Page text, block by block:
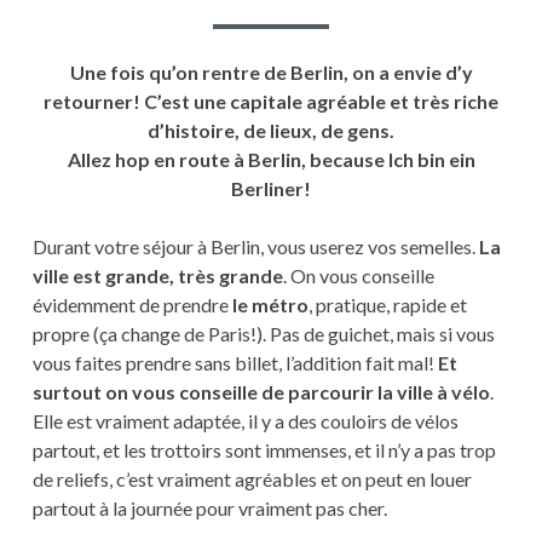
Une fois qu’on rentre de Berlin, on a envie d’y
retourner! C’est une capitale agréable et très riche
d’histoire, de lieux, de gens.
Allez hop en route à Berlin, because Ich bin ein
Berliner!
Durant votre séjour à Berlin, vous userez vos semelles. La
ville est grande, très grande. On vous conseille
évidemment de prendre le métro , pratique, rapide et
propre (ça change de Paris!). Pas de guichet, mais si vous
vous faites prendre sans billet, l’addition fait mal! Et
surtout on vous conseille de parcourir la ville à vélo
Elle est vraiment adaptée, il y a des couloirs de vélos
partout, et les trottoirs sont immenses, et il n’y a pas trop
de reliefs, c’est vraiment agréables et on peut en louer
partout à la journée pour vraiment pas cher.